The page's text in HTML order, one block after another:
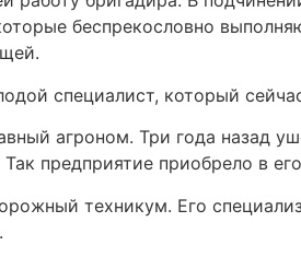
беспрекословно
специалист, который
агроном. Три года назад
предприятие приобрело в
техникум. Его